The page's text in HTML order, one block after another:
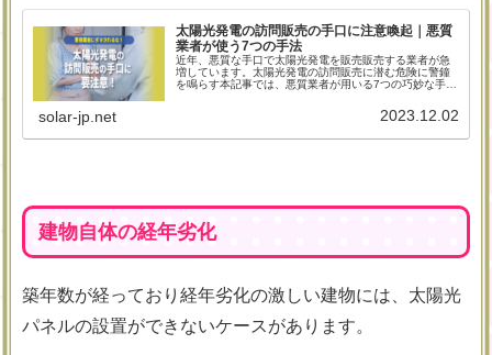
太陽光発電の訪問販売の手口に注意喚起｜悪質
業者が使う7つの手法
近年、悪質な手口で太陽光発電を販売販売する業者が急
増しています。太陽光発電の訪問販売に潜む危険に警鐘
を鳴らす本記事では、悪質業者が用いる7つの巧妙な手口
深め、被害を未然に防ぐための貴重な情報をご覧くださ
solar-jp.net 2023.12.02
建物自体の経年劣化
築年数が経っており経年劣化の激しい建物には、太陽光
パネルの設置ができないケースがあります。